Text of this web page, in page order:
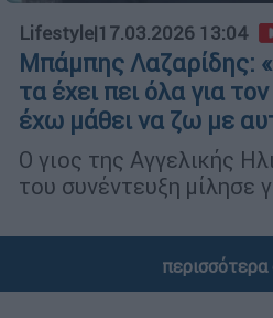
Lifestyle|17.03.2026 13:04
Μπάμπης Λαζαρίδης:
τα έχει πει όλα για
έχω μάθει να ζω με
Ο γιος της Αγγελικής
του συνέντευξη μίλησε
περισσότερα